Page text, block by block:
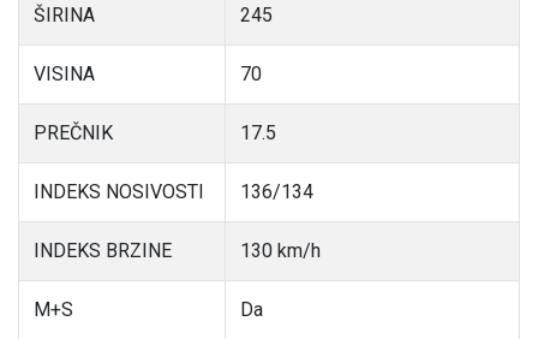
ŠIRINA 245
VISINA 70
PREČNIK 17.5
INDEKS NOSIVOSTI 136/134
INDEKS BRZINE 130 km/h
M+S Da